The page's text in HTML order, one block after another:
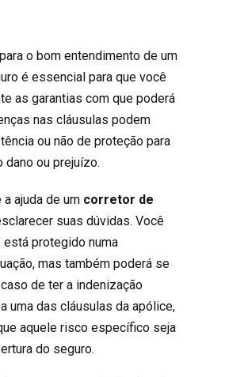
o bom entendimento de um
é essencial para que você
as garantias com que poderá
nas cláusulas podem
ou não de proteção para
dano ou prejuízo.
ajuda de um corretor de
suas dúvidas. Você
protegido numa
mas também poderá se
de ter a indenização
uma das cláusulas da apólice,
aquele risco específico seja
do seguro.